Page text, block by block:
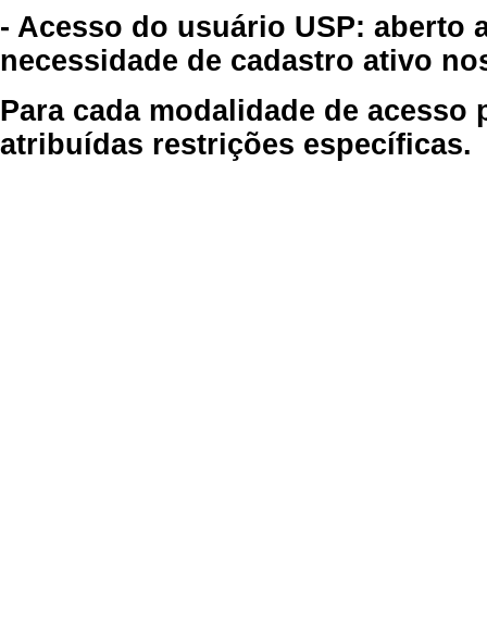
- Acesso do usuário USP: aberto
necessidade de cadastro ativo
Para cada modalidade de
atribuídas restrições específicas.